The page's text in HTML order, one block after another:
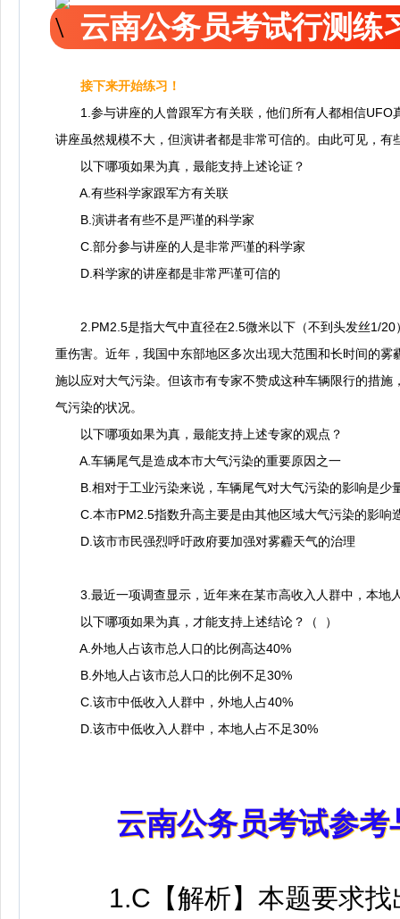
云南公务员考试行测练
接下来开始练习！
1.参与讲座的人曾跟军方有关联，他们所有人都相信UFO
讲座虽然规模不大，但演讲者都是非常可信的。由此可见，
以下哪项如果为真，最能支持上述论证？
A.有些科学家跟军方有关联
B.演讲者有些不是严谨的科学家
C.部分参与讲座的人是非常严谨的科学家
D.科学家的讲座都是非常严谨可信的
2.PM2.5是指大气中直径在2.5微米以下（不到头发丝1/20
重伤害。近年，我国中东部地区多次出现大范围和长时间的
施以应对大气污染。但该市有专家不赞成这种车辆限行的措
气污染的状况。
以下哪项如果为真，最能支持上述专家的观点？
A.车辆尾气是造成本市大气污染的重要原因之一
B.相对于工业污染来说，车辆尾气对大气污染的影响是少
C.本市PM2.5指数升高主要是由其他区域大气污染的影响
D.该市市民强烈呼吁政府要加强对雾霾天气的治理
3.最近一项调查显示，近年来在某市高收入人群中，本地
以下哪项如果为真，才能支持上述结论？（ ）
A.外地人占该市总人口的比例高达40%
B.外地人占该市总人口的比例不足30%
C.该市中低收入人群中，外地人占40%
D.该市中低收入人群中，本地人占不足30%
云南公务员考试参考
1.C【解析】本题要求找